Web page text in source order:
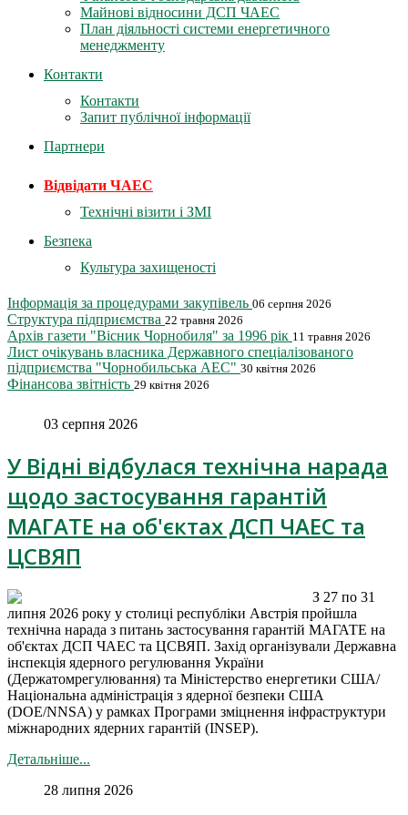
Майнові відносини ДСП ЧАЕС
План діяльності системи енергетичного
менеджменту
Контакти
Контакти
Запит публічної інформації
Партнери
Відвідати ЧАЕС
Технічні візити і ЗМІ
Безпека
Культура захищеності
Інформація за процедурами закупівель 06 серпня 2026
Структура підприємства 22 травня 2026
Архів газети "Вісник Чорнобиля" за 1996 рік 11 травня 2026
Лист очікувань власника Державного спеціалізованого
підприємства "Чорнобильська АЕС" 30 квітня 2026
Фінансова звітність 29 квітня 2026
03 серпня 2026
У Відні відбулася технічна нарада
щодо застосування гарантій
МАГАТЕ на об'єктах ДСП ЧАЕС та
ЦСВЯП
З 27 по 31
липня 2026 року у столиці республіки Австрія пройшла
технічна нарада з питань застосування гарантій МАГАТЕ на
об'єктах ДСП ЧАЕС та ЦСВЯП. Захід організували Державна
інспекція ядерного регулювання України
(Держатомрегулювання) та Міністерство енергетики США/
Національна адміністрація з ядерної безпеки США
(DOE/NNSA) у рамках Програми зміцнення інфраструктури
міжнародних ядерних гарантій (INSEP).
Детальніше...
28 липня 2026